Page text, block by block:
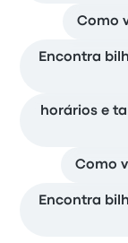
Como
Encontra
horários e
Como
Encontra